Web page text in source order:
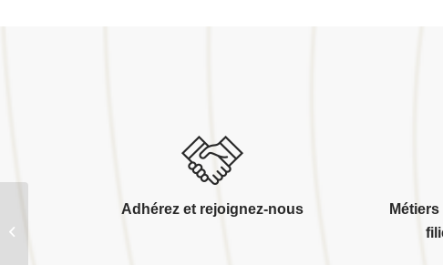
Adhérez et rejoignez-nous